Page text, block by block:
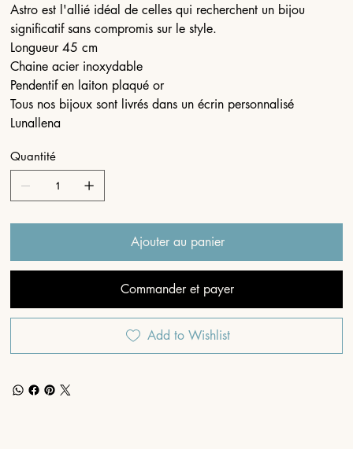
Astro est l'allié idéal de celles qui recherchent un bijou
significatif sans compromis sur le style.
Longueur 45 cm
Chaine acier inoxydable
Pendentif en laiton plaqué or
Tous nos bijoux sont livrés dans un écrin personnalisé
Lunallena
Quantité
Ajouter au panier
Commander et payer
Add to Wishlist